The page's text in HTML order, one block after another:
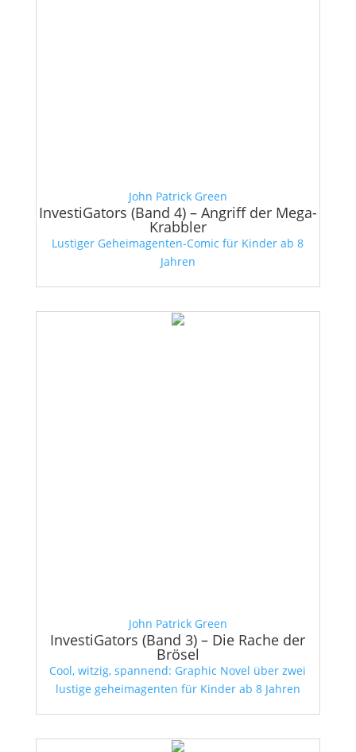
John Patrick Green
InvestiGators (Band 4) – Angriff der Mega-
Krabbler
Lustiger Geheimagenten-Comic für Kinder ab 8
Jahren
John Patrick Green
InvestiGators (Band 3) – Die Rache der
Brösel
Cool, witzig, spannend: Graphic Novel über zwei
lustige geheimagenten für Kinder ab 8 Jahren